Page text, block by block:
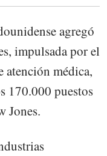
agregó
impulsada por el
atención médica,
170.000 puestos
Jones.